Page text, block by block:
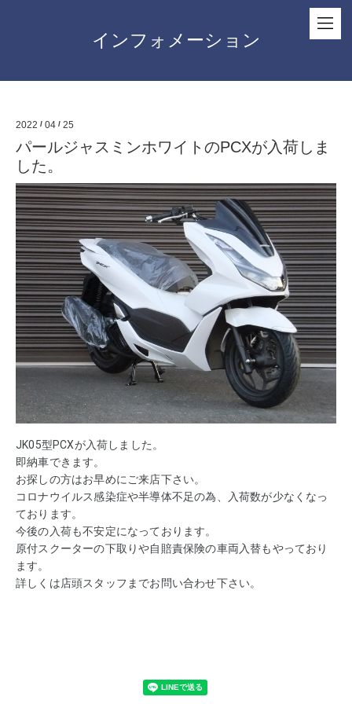
インフォメーション
2022 / 04 / 25
パールジャスミンホワイトのPCXが入荷しま
した。
JK05型PCXが入荷しました。
即納車できます。
お探しの方はお早めにご来店下さい。
コロナウイルス感染症や半導体不足の為、入荷数が少なくなっ
ております。
今後の入荷も不安定になっております。
原付スクーターの下取りや自賠責保険の車両入替もやっており
ます。
詳しくは店頭スタッフまでお問い合わせ下さい。